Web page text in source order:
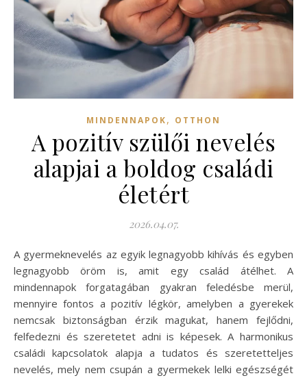
MINDENNAPOK, OTTHON
A pozitív szülői nevelés
alapjai a boldog családi
életért
2026.04.07.
A gyermeknevelés az egyik legnagyobb kihívás és egyben
legnagyobb öröm is, amit egy család átélhet. A
mindennapok forgatagában gyakran feledésbe merül,
mennyire fontos a pozitív légkör, amelyben a gyerekek
nemcsak biztonságban érzik magukat, hanem fejlődni,
felfedezni és szeretetet adni is képesek. A harmonikus
családi kapcsolatok alapja a tudatos és szeretetteljes
nevelés, mely nem csupán a gyermekek lelki egészségét